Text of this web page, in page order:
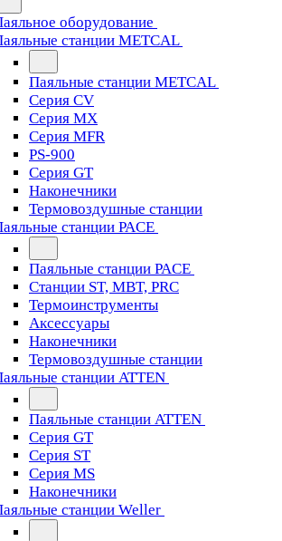
оборудование
станции METCAL
Паяльные станции METCAL
Серия CV
Серия MX
Серия MFR
PS-900
Серия GT
Наконечники
Термовоздушные станции
станции PACE
Паяльные станции PACE
Станции ST, MBT, PRC
Термоинструменты
Аксессуары
Наконечники
Термовоздушные станции
станции ATTEN
Паяльные станции ATTEN
Серия GT
Серия ST
Серия MS
Наконечники
станции Weller